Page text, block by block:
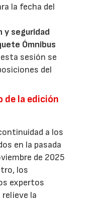
la fecha del
y seguridad
Ómnibus
sesión se
del
la edición
a los
en la pasada
de 2025
los
expertos
la